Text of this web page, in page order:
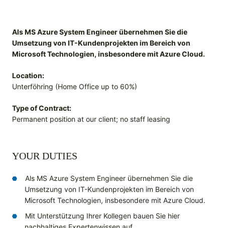
Als MS Azure System Engineer übernehmen Sie die
Umsetzung von IT-Kundenprojekten im Bereich von
Microsoft Technologien, insbesondere mit Azure Cloud.
Location:
Unterföhring (Home Office up to 60%)
Type of Contract:
Permanent position at our client; no staff leasing
YOUR DUTIES
Als MS Azure System Engineer übernehmen Sie die
Umsetzung von IT-Kundenprojekten im Bereich von
Microsoft Technologien, insbesondere mit Azure Cloud.
Mit Unterstützung Ihrer Kollegen bauen Sie hier